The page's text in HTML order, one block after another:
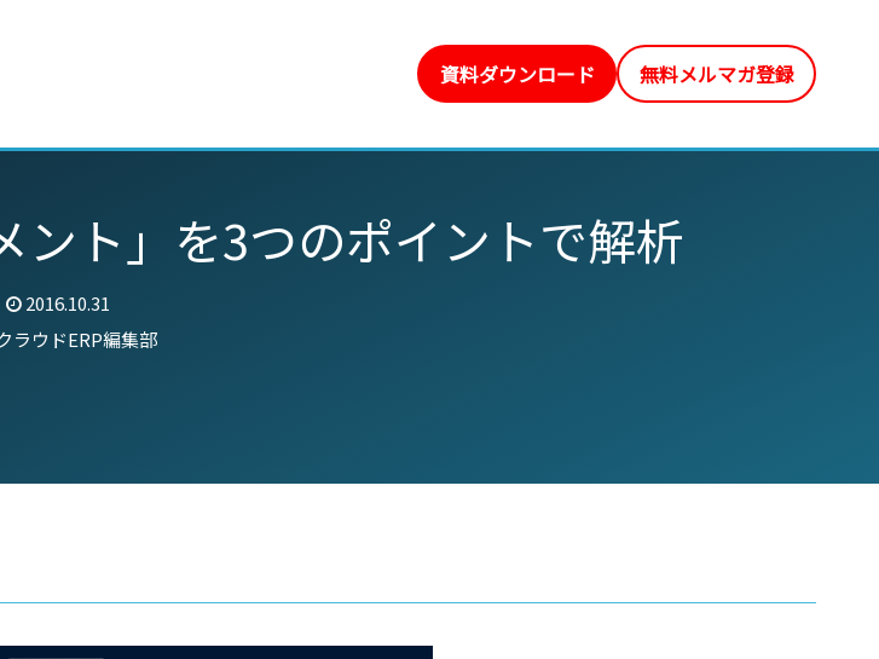
資料ダウンロード 無料メルマガ登録
ント」を3つのポイントで解析
2016.10.31
ラウドERP編集部